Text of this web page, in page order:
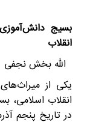
بسیج
انقلاب
الله بخش نجفی
یکی از
انقلاب اسلامی،